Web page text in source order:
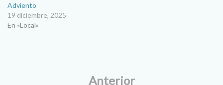
Adviento
19 diciembre, 2025
En «Local»
Anterior